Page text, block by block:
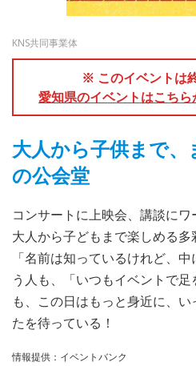
KNS共同事業体
※ このイベントは
愛知県のイベントはこちら
大人から子供まで
の公会堂
コンサートに上映会、講談に
大人から子どもまで楽しめる多
「名前は知っているけれど、
う人も、「いつもイベントで
も、この日はもっと身近に、
たを待っている！
情報提供：イベントバンク